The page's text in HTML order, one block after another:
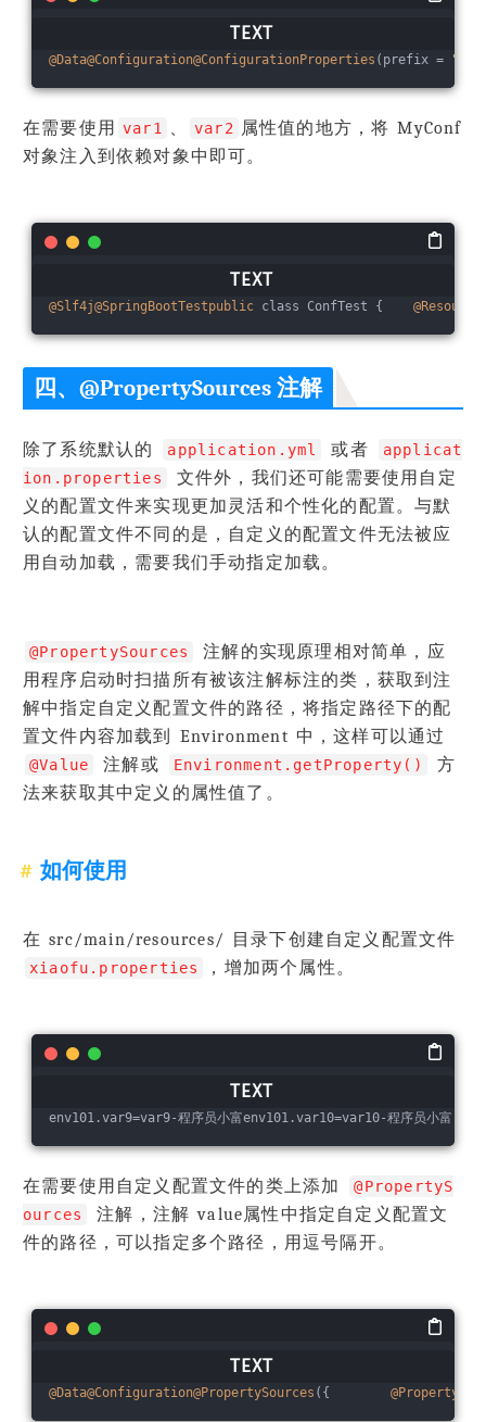
@Data@Configuration@ConfigurationProperties (prefix =
在需要使用 var1 、 var2 属性值的地方，将 MyConf
对象注入到依赖对象中即可。
@Slf4j@SpringBootTestpublic class ConfTest { @Resource
四、@PropertySources 注解
除了系统默认的 application.yml 或者
applicat
ion.properties
文件外，我们还可能需要使用自定
义的配置文件来实现更加灵活和个性化的配置。与默
认的配置文件不同的是，自定义的配置文件无法被应
用自动加载，需要我们手动指定加载。
@PropertySources
注解的实现原理相对简单，应
用程序启动时扫描所有被该注解标注的类，获取到注
解中指定自定义配置文件的路径，将指定路径下的配
置文件内容加载到 Environment 中，这样可以通过
@Value 注解或 Environment.getProperty()
方
法来获取其中定义的属性值了。
如何使用
在 src/main/resources/ 目录下创建自定义配置文件
xiaofu.properties ，增加两个属性。
env101.var9=var9-程序员小富env101.var10=var10-程序员小富
在需要使用自定义配置文件的类上添加
@PropertyS
ources
注解，注解 value属性中指定自定义配置文
件的路径，可以指定多个路径，用逗号隔开。
@Data@Configuration@PropertySources ({